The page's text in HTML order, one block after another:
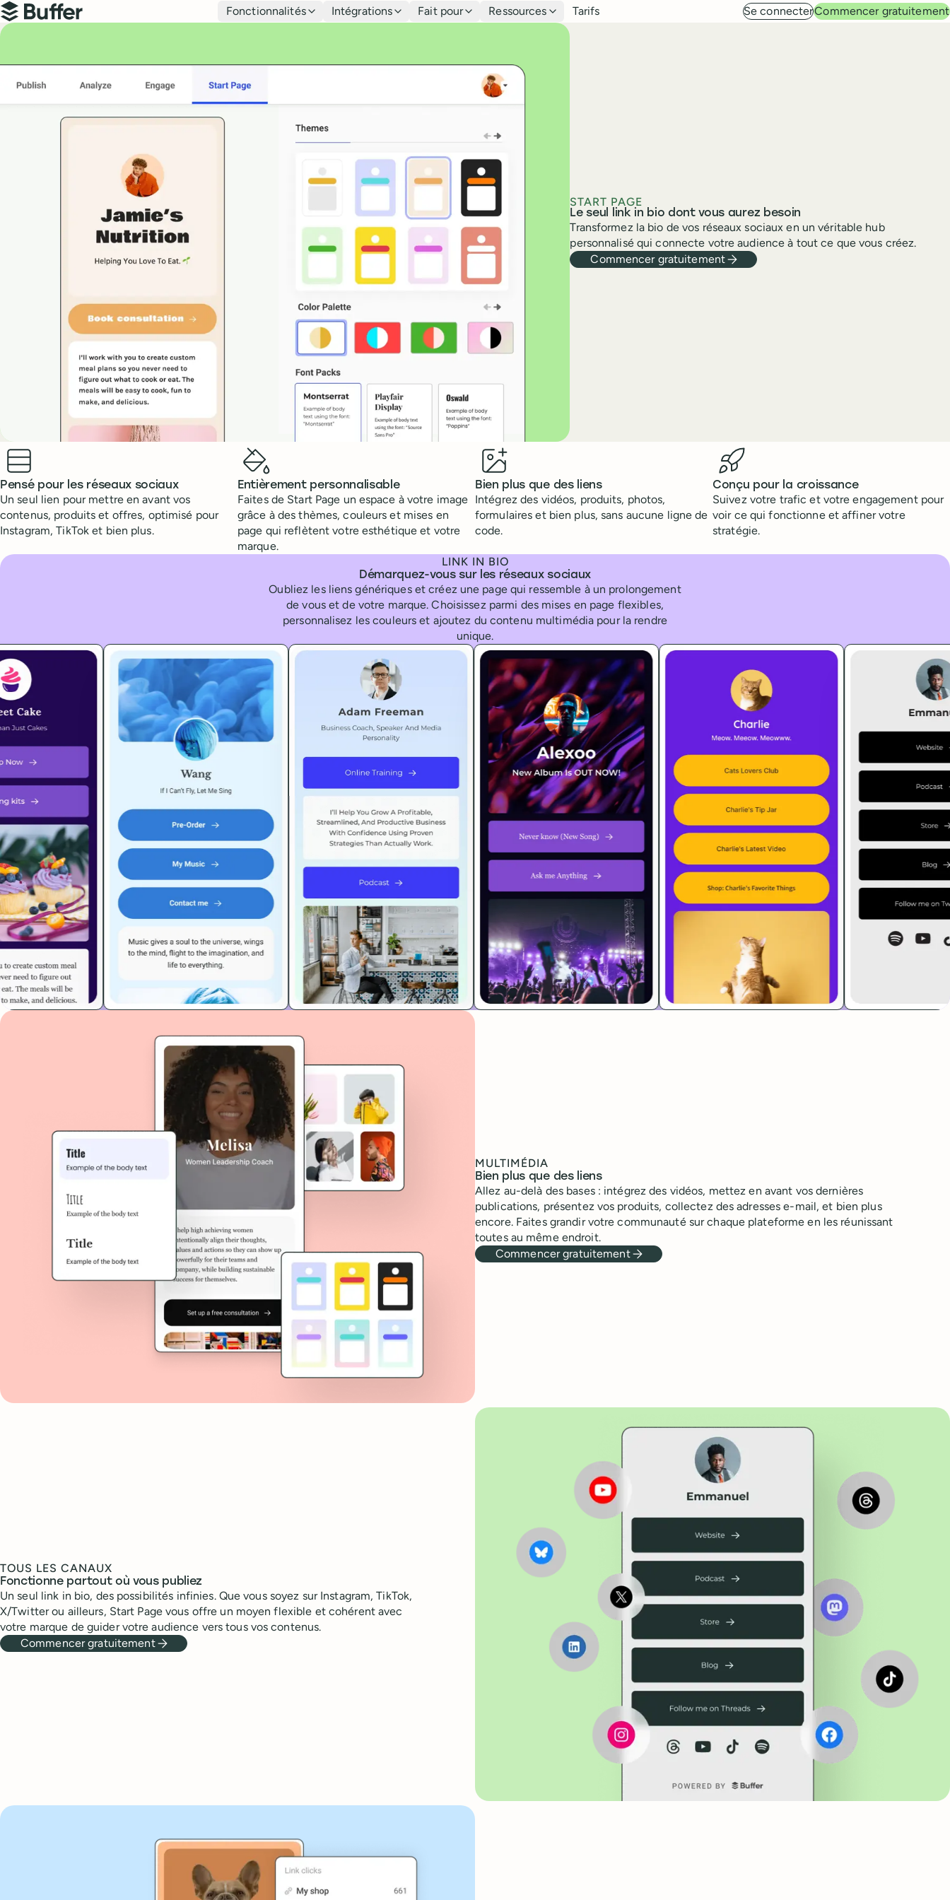
Navigation principale
Buffer
Fonctionnalités Intégrations Fait pour Ressources Tarifs Se connecterCommencer gratuitement
START PAGE
Le seul link in bio dont vous aurez besoin
Transformez la bio de vos réseaux sociaux en un véritable hub
personnalisé qui connecte votre audience à tout ce que vous créez.
Commencer gratuitement
Benefits
Pensé pour les réseaux sociaux
Un seul lien pour mettre en avant vos
contenus, produits et offres, optimisé pour
Instagram, TikTok et bien plus.
Entièrement personnalisable
Faites de Start Page un espace à votre image
grâce à des thèmes, couleurs et mises en
page qui reflètent votre esthétique et votre
marque.
Bien plus que des liens
Intégrez des vidéos, produits, photos,
formulaires et bien plus, sans aucune ligne de
code.
Conçu pour la croissance
Suivez votre trafic et votre engagement pour
voir ce qui fonctionne et affiner votre
stratégie.
LINK IN BIO
Démarquez-vous sur les réseaux sociaux
Oubliez les liens génériques et créez une page qui ressemble à un prolongement
de vous et de votre marque. Choisissez parmi des mises en page flexibles,
personnalisez les couleurs et ajoutez du contenu multimédia pour la rendre
unique.
MULTIMÉDIA
Bien plus que des liens
Allez au-delà des bases : intégrez des vidéos, mettez en avant vos dernières
publications, présentez vos produits, collectez des adresses e-mail, et bien plus
encore. Faites grandir votre communauté sur chaque plateforme en les réunissant
toutes au même endroit.
Commencer gratuitement
TOUS LES CANAUX
Fonctionne partout où vous publiez
Un seul link in bio, des possibilités infinies. Que vous soyez sur Instagram, TikTok,
X/Twitter ou ailleurs, Start Page vous offre un moyen flexible et cohérent avec
votre marque de guider votre audience vers tous vos contenus.
Commencer gratuitement